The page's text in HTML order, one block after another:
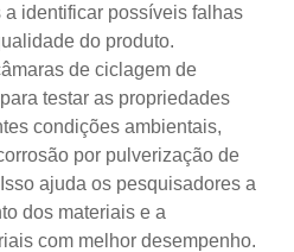
a identificar possíveis falhas
do produto.
de ciclagem de
testar as propriedades
condições ambientais,
por pulverização de
ajuda os pesquisadores a
dos materiais e a
com melhor desempenho.